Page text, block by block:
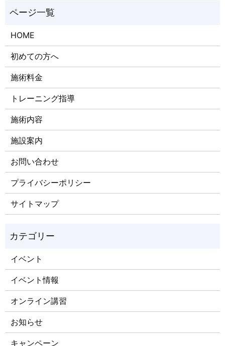
HOME
初めての方へ
施術料金
トレーニング指導
施術内容
施設案内
お問い合わせ
プライバシーポリシー
サイトマップ
イベント
イベント情報
オンライン講習
お知らせ
キャンペーン